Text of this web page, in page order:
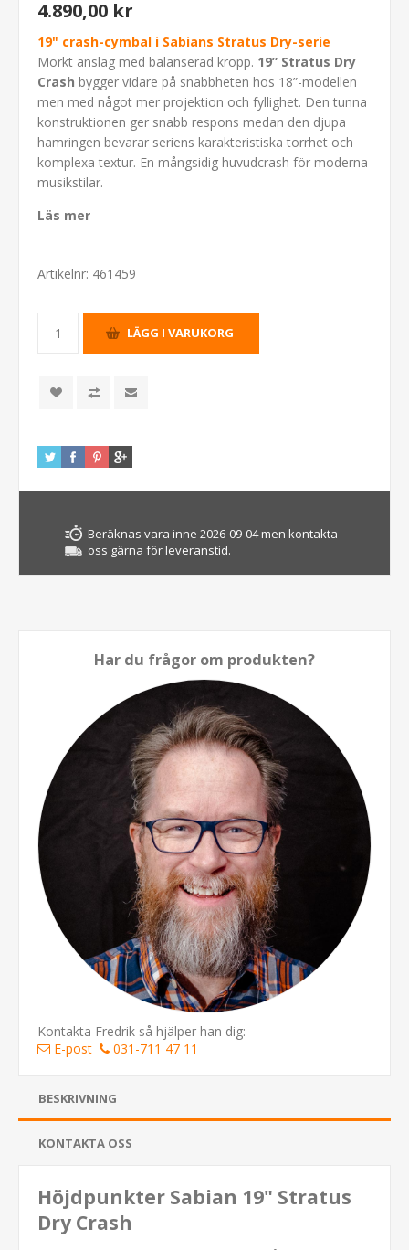
4.890,00 kr
19" crash-cymbal i Sabians Stratus Dry-serie
Mörkt anslag med balanserad kropp. 19” Stratus Dry
Crash bygger vidare på snabbheten hos 18”-modellen
men med något mer projektion och fyllighet. Den tunna
konstruktionen ger snabb respons medan den djupa
hamringen bevarar seriens karakteristiska torrhet och
komplexa textur. En mångsidig huvudcrash för moderna
musikstilar.
Läs mer
Artikelnr: 461459
Beräknas vara inne 2026-09-04 men kontakta
oss gärna för leveranstid.
Har du frågor om produkten?
Kontakta Fredrik så hjälper han dig:
E-post
031-711 47 11
BESKRIVNING
KONTAKTA OSS
Höjdpunkter Sabian 19" Stratus
Dry Crash